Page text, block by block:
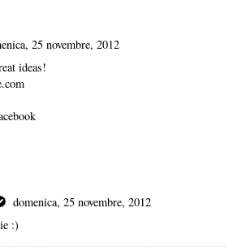
25 novembre, 2012
ideas!
domenica, 25 novembre, 2012
:)